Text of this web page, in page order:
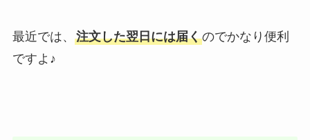
最近では、 注文した翌日には届くのでかなり便利
ですよ♪